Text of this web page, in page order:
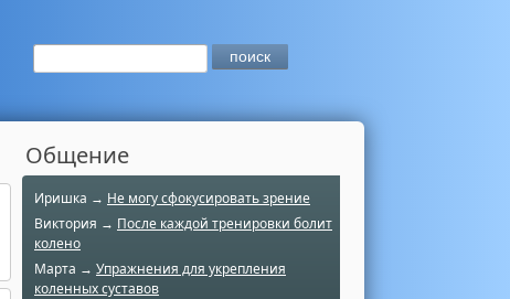
Общение
Иришка → Не могу сфокусировать зрение
Виктория → После каждой тренировки болит
колено
Марта → Упражнения для укрепления
коленных суставов